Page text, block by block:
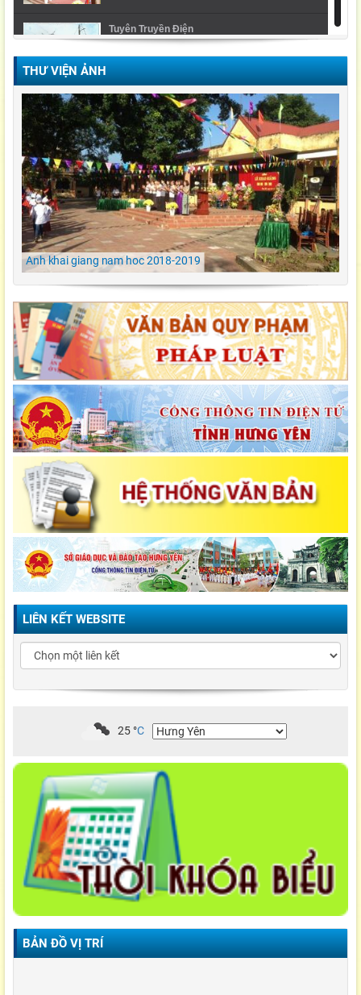
Tuyên Truyền Điện
Video Lễ trao giải cuộc thi Violympic Quốc gia
Ngày hội ẩm thực/ TH Đông kết/ Khoái Châu/
Hưng Yên
LỄ KHAI GIẢNG NĂM HỌC 2021-2022 Tiểu
Học Đông Kết
THƯ VIỆN ẢNH
Anh khai giang nam hoc 2018-2019
LIÊN KẾT WEBSITE
25°C
BẢN ĐỒ VỊ TRÍ